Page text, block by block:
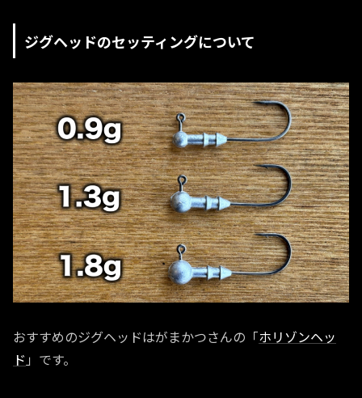
ジグヘッドのセッティングについて
おすすめのジグヘッドはがまかつさんの「ホリゾンヘッ
ド 」です。